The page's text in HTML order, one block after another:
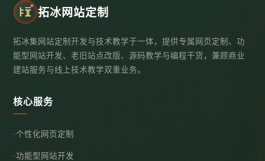
拓冰网站定制
拓冰集网站定制开发与技术教学于一体，提供专属网页定制、功
能型网站开发、老旧站点改版、源码教学与编程干货，兼顾商业
建站服务与线上技术教学双重业务。
核心服务
个性化网页定制
功能型网站开发